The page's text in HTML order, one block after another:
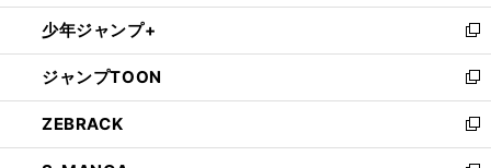
開
く
ウ
で
開
く
ン
ド
ウ
で
開
く
ウ
ィ
ン
ド
ウ
で
開
し
い
ウ
ィ
ン
ド
ウ
少年ジャンプ+
新
し
い
ウ
ィ
ン
ジャンプTOON
新
し
い
ウ
ZEBRACK
新
し